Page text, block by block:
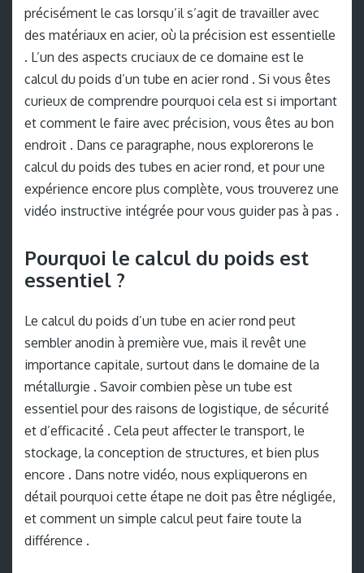
précisément le cas lorsqu’il s’agit de travailler avec
des matériaux en acier, où la précision est essentielle
. L’un des aspects cruciaux de ce domaine est le
calcul du poids d’un tube en acier rond . Si vous êtes
curieux de comprendre pourquoi cela est si important
et comment le faire avec précision, vous êtes au bon
endroit . Dans ce paragraphe, nous explorerons le
calcul du poids des tubes en acier rond, et pour une
expérience encore plus complète, vous trouverez une
vidéo instructive intégrée pour vous guider pas à pas .
Pourquoi le calcul du poids est
essentiel ?
Le calcul du poids d’un tube en acier rond peut
sembler anodin à première vue, mais il revêt une
importance capitale, surtout dans le domaine de la
métallurgie . Savoir combien pèse un tube est
essentiel pour des raisons de logistique, de sécurité
et d’efficacité . Cela peut affecter le transport, le
stockage, la conception de structures, et bien plus
encore . Dans notre vidéo, nous expliquerons en
détail pourquoi cette étape ne doit pas être négligée,
et comment un simple calcul peut faire toute la
différence .